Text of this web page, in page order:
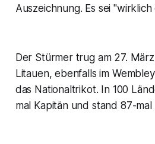
Auszeichnung. Es sei
Der Stürmer trug am 27.
Litauen, ebenfalls im
das Nationaltrikot. In 100
mal Kapitän und stand 87-